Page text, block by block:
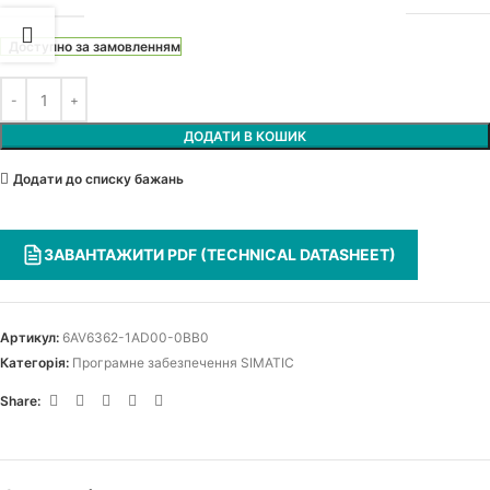
Доступно за замовленням
ДОДАТИ В КОШИК
Додати до списку бажань
ЗАВАНТАЖИТИ PDF (TECHNICAL DATASHEET)
Артикул: 6AV6362-1AD00-0BB0
Категорія: Програмне забезпечення SIMATIC
Share: